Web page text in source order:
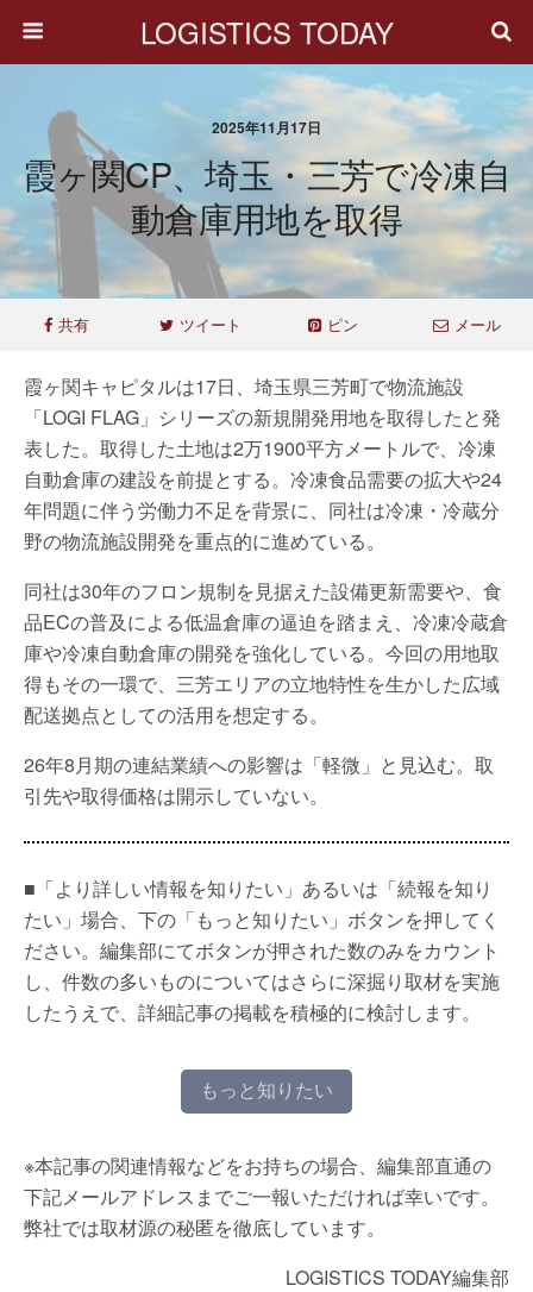
LOGISTICS TODAY
2025年11月17日
霞ヶ関CP、埼玉・三芳で冷凍自
動倉庫用地を取得
共有 ツイート ピン メール
霞ヶ関キャピタルは17日、埼玉県三芳町で物流施設
「LOGI FLAG」シリーズの新規開発用地を取得したと発
表した。取得した土地は2万1900平方メートルで、冷凍
自動倉庫の建設を前提とする。冷凍食品需要の拡大や24
年問題に伴う労働力不足を背景に、同社は冷凍・冷蔵分
野の物流施設開発を重点的に進めている。
同社は30年のフロン規制を見据えた設備更新需要や、食
品ECの普及による低温倉庫の逼迫を踏まえ、冷凍冷蔵倉
庫や冷凍自動倉庫の開発を強化している。今回の用地取
得もその一環で、三芳エリアの立地特性を生かした広域
配送拠点としての活用を想定する。
26年8月期の連結業績への影響は「軽微」と見込む。取
引先や取得価格は開示していない。
■「より詳しい情報を知りたい」あるいは「続報を知り
たい」場合、下の「もっと知りたい」ボタンを押してく
ださい。編集部にてボタンが押された数のみをカウント
し、件数の多いものについてはさらに深掘り取材を実施
したうえで、詳細記事の掲載を積極的に検討します。
もっと知りたい
※本記事の関連情報などをお持ちの場合、編集部直通の
下記メールアドレスまでご一報いただければ幸いです。
弊社では取材源の秘匿を徹底しています。
LOGISTICS TODAY編集部